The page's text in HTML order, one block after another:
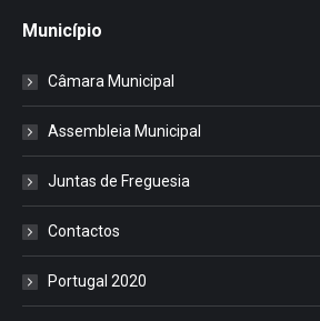
Município
Câmara Municipal
Assembleia Municipal
Juntas de Freguesia
Contactos
Portugal 2020